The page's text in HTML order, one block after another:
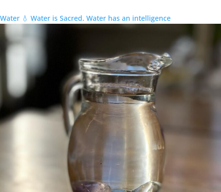
Water 💧 Water is Sacred. Water has an intelligence